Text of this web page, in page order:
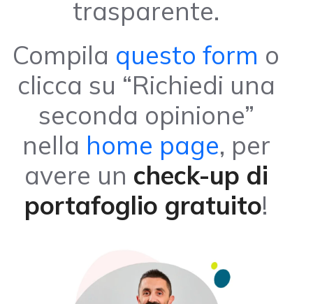
trasparente.
Compila questo form o
clicca su “Richiedi una
seconda opinione”
nella home page, per
avere un check-up di
portafoglio gratuito!